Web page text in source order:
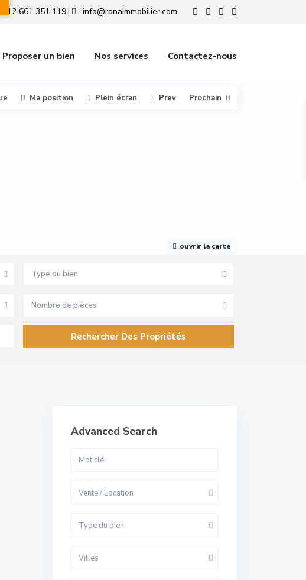
661 351 119| info@ranaimmobilier.com
Proposer un bien Nos services Contactez-nous
ouvrir la carte
Ma position Plein écran Prev Prochain
Type du bien
Nombre de pièces
Advanced Search
Vente / Location
Type du bien
Villes